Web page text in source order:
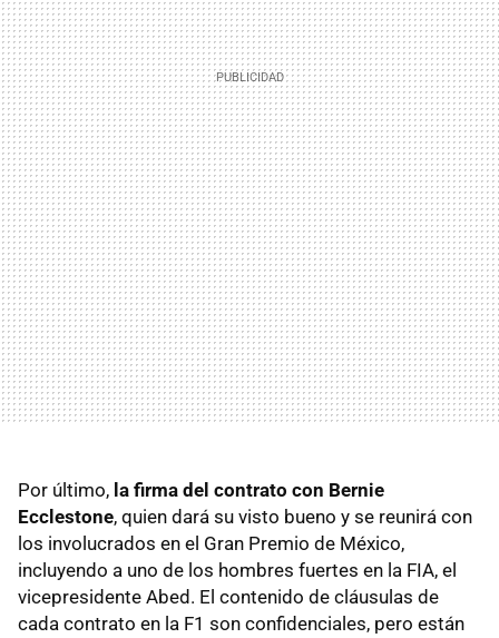
Por último, la firma del contrato con Bernie
Ecclestone, quien dará su visto bueno y se reunirá con
los involucrados en el Gran Premio de México,
incluyendo a uno de los hombres fuertes en la FIA, el
vicepresidente Abed. El contenido de cláusulas de
cada contrato en la F1 son confidenciales, pero están